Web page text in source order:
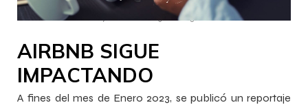
InnovaJob Chile – – 16:25
AIRBNB SIGUE
IMPACTANDO
A fines del mes de Enero 2023, se publicó un reportaje